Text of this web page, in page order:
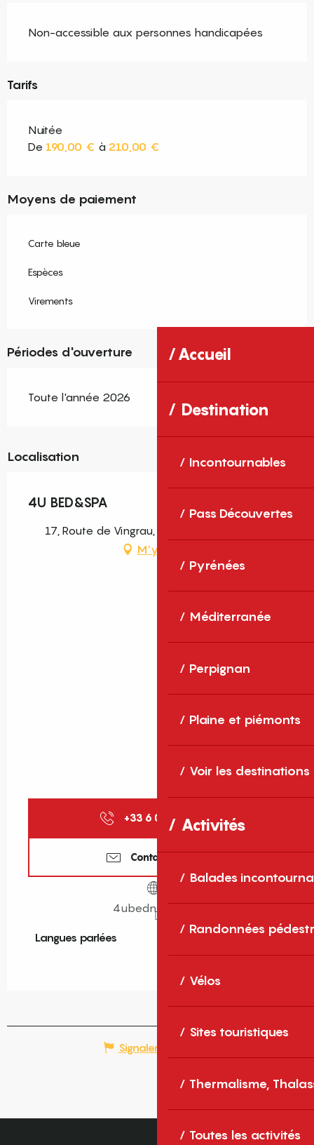
Accueil
Destination
Incontournables
Pass Découvertes
Pyrénées
Méditerranée
Perpignan
Plaine et piémonts
Voir les destinations
Activités
Balades
Randonnées
Vélos
Sites touristiques
Thermalisme,
Toutes les activités
Non-accessible aux personnes handicapées
Tarifs
Nuitée
De 190,00 € à 210,00 €
Moyens de paiement
Carte bleue
Espèces
Virements
Périodes d'ouverture
Toute l'année 2026
Localisation
4U BED&SPA
17, Route de Vingrau, 66600 Opoul-Périllos
M'y rendre
+33 6 01 79 38 ▒▒
Contactez-nous
4ubednspa.com
Langues parlées
Langues parlées
Signaler une erreur